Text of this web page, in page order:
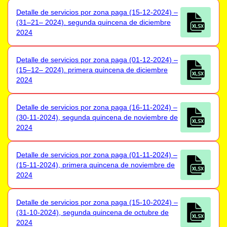
Detalle de servicios por zona paga (15-12-2024) –
(31–21– 2024). segunda quincena de diciembre
2024
Detalle de servicios por zona paga (01-12-2024) –
(15–12– 2024). primera quincena de diciembre
2024
Detalle de servicios por zona paga (16-11-2024) –
(30-11-2024), segunda quincena de noviembre de
2024
Detalle de servicios por zona paga (01-11-2024) –
(15-11-2024), primera quincena de noviembre de
2024
Detalle de servicios por zona paga (15-10-2024) –
(31-10-2024), segunda quincena de octubre de
2024